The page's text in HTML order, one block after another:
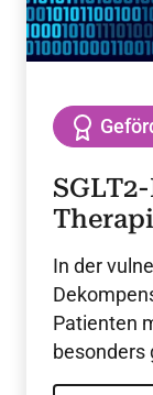
In der
Patienten
besonders
dem